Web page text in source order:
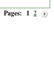
Pages: 1 2